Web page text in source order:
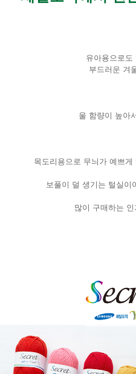
유아용으로도
부드러운 겨
울 함량이 높아
목도리용으로 무늬가 예쁘게
보풀이 덜 생기는 털실이
많이 구매하는